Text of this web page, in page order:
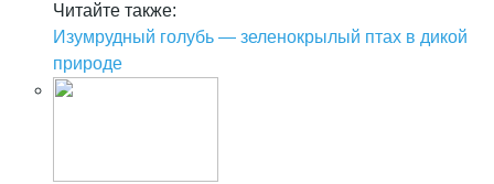
Читайте также:
Изумрудный голубь — зеленокрылый птах в дикой
природе